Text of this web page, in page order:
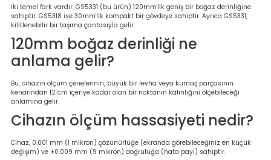
İki temel fark vardır. GS5331 (bu ürün) 120mm'lik geniş bir boğaz derinliğine
sahiptir. GS5318 ise 30mm'lik kompakt bir gövdeye sahiptir. Ayrıca GS5331,
kilitlenebilir bir taşıma çantasıyla gelir.
120mm boğaz derinliği ne
anlama gelir?
Bu, cihazın ölçüm çenelerinin, büyük bir levha veya kumaş parçasının
kenarından 12 cm içeriye kadar olan bir noktanın kalınlığını ölçebileceği
anlamına gelir.
Cihazın ölçüm hassasiyeti nedir?
Cihaz, 0.001 mm (1 mikron) çözünürlüğe (ekranda görebileceğiniz en küçük
değişim) ve ±0.009 mm (9 mikron) doğruluğa (hata payı) sahiptir.